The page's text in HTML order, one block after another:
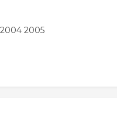
2005